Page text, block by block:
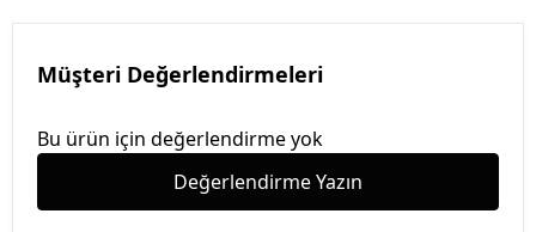
Müşteri Değerlendirmeleri
Bu ürün için değerlendirme yok
Değerlendirme Yazın